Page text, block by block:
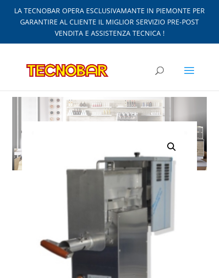
LA TECNOBAR OPERA ESCLUSIVAMANTE IN PIEMONTE PER
GARANTIRE AL CLIENTE IL MIGLIOR SERVIZIO PRE-POST
VENDITA E ASSISTENZA TECNICA !